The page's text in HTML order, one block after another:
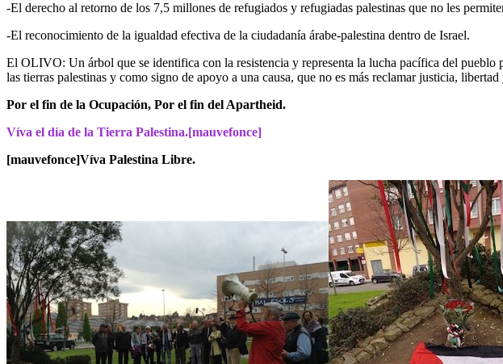
-El derecho al retorno de los 7,5 millones de refugiados y refugiadas palestinas que no les
-El reconocimiento de la igualdad efectiva de la ciudadanía árabe-palestina dentro de Israel.
El OLIVO: Un árbol que se identifica con la resistencia y representa la lucha pacífica del
las tierras palestinas y como signo de apoyo a una causa, que no es más reclamar justicia,
Por el fin de la Ocupación, Por el fin del Apartheid.
Víva el día de la Tierra Palestina.[mauvefonce]
[mauvefonce]Víva Palestina Libre.